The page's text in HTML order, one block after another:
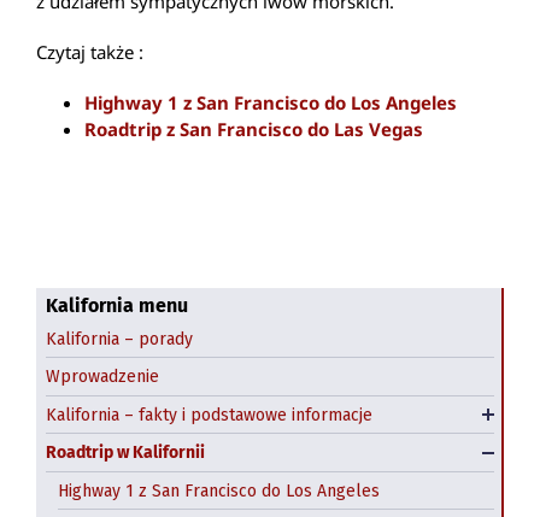
Czytaj także :
Highway 1 z San Francisco do Los Angeles
Roadtrip z San Francisco do Las Vegas
Kalifornia menu
Kalifornia – porady
Wprowadzenie
Kalifornia – fakty i podstawowe informacje
Klimat Kalifornii
Roadtrip w Kalifornii
Highway 1 z San Francisco do Los Angeles
Beverly Hills i Rodeo Drive
Disneyland i Adventure Park
Getty Center
Hollywood sign
Downtown Los Angeles
Balboa Park w San Diego
Gaslamp Quarter
CityPass San Francisco
Alcatraz- wyspa-więzienie
Chinatown
Fisherman’s Wharf